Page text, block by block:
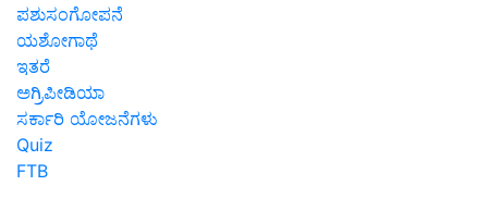
ಪಶುಸಂಗೋಪನೆ
ಯಶೋಗಾಥೆ
ಇತರೆ
ಅಗ್ರಿಪೀಡಿಯಾ
ಸರ್ಕಾರಿ ಯೋಜನೆಗಳು
Quiz
FTB